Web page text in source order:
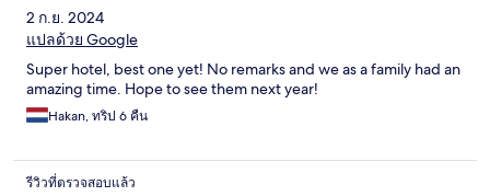
2 ก.ย. 2024
แปลด้วย Google
Super hotel, best one yet! No remarks and we as a family had an
amazing time. Hope to see them next year!
Hakan, ทริป 6 คืน
รีวิวที่ตรวจสอบแล้ว